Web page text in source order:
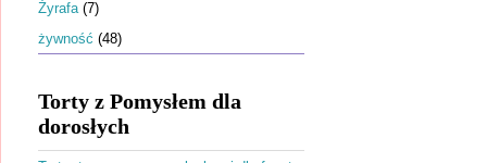
Żyrafa (7)
żywność (48)
Torty z Pomysłem dla
dorosłych